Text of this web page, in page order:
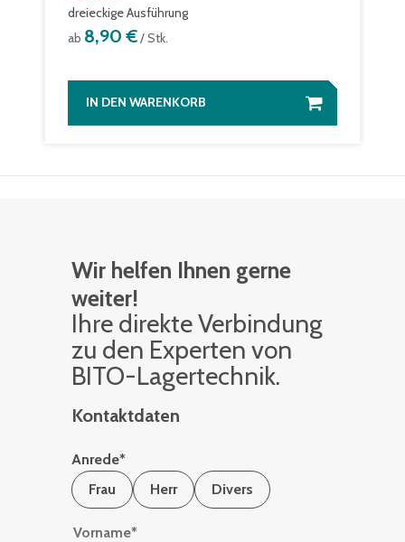
dreieckige Ausführung
ab 8,90 €/ Stk.
IN DEN WARENKORB
Wir helfen Ihnen gerne
weiter!
Ihre di­rek­te Ver­bin­dung
zu den Ex­per­ten von
BITO-La­ger­tech­nik.
Kontaktdaten
Anrede*
Frau
Herr Divers
Vorname*